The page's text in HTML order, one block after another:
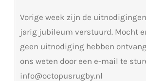
Vorige week zijn de
jarig jubileum verstuurd. Mocht
geen uitnodiging hebben
ons weten door een e-mail te
info@octopusrugby.nl